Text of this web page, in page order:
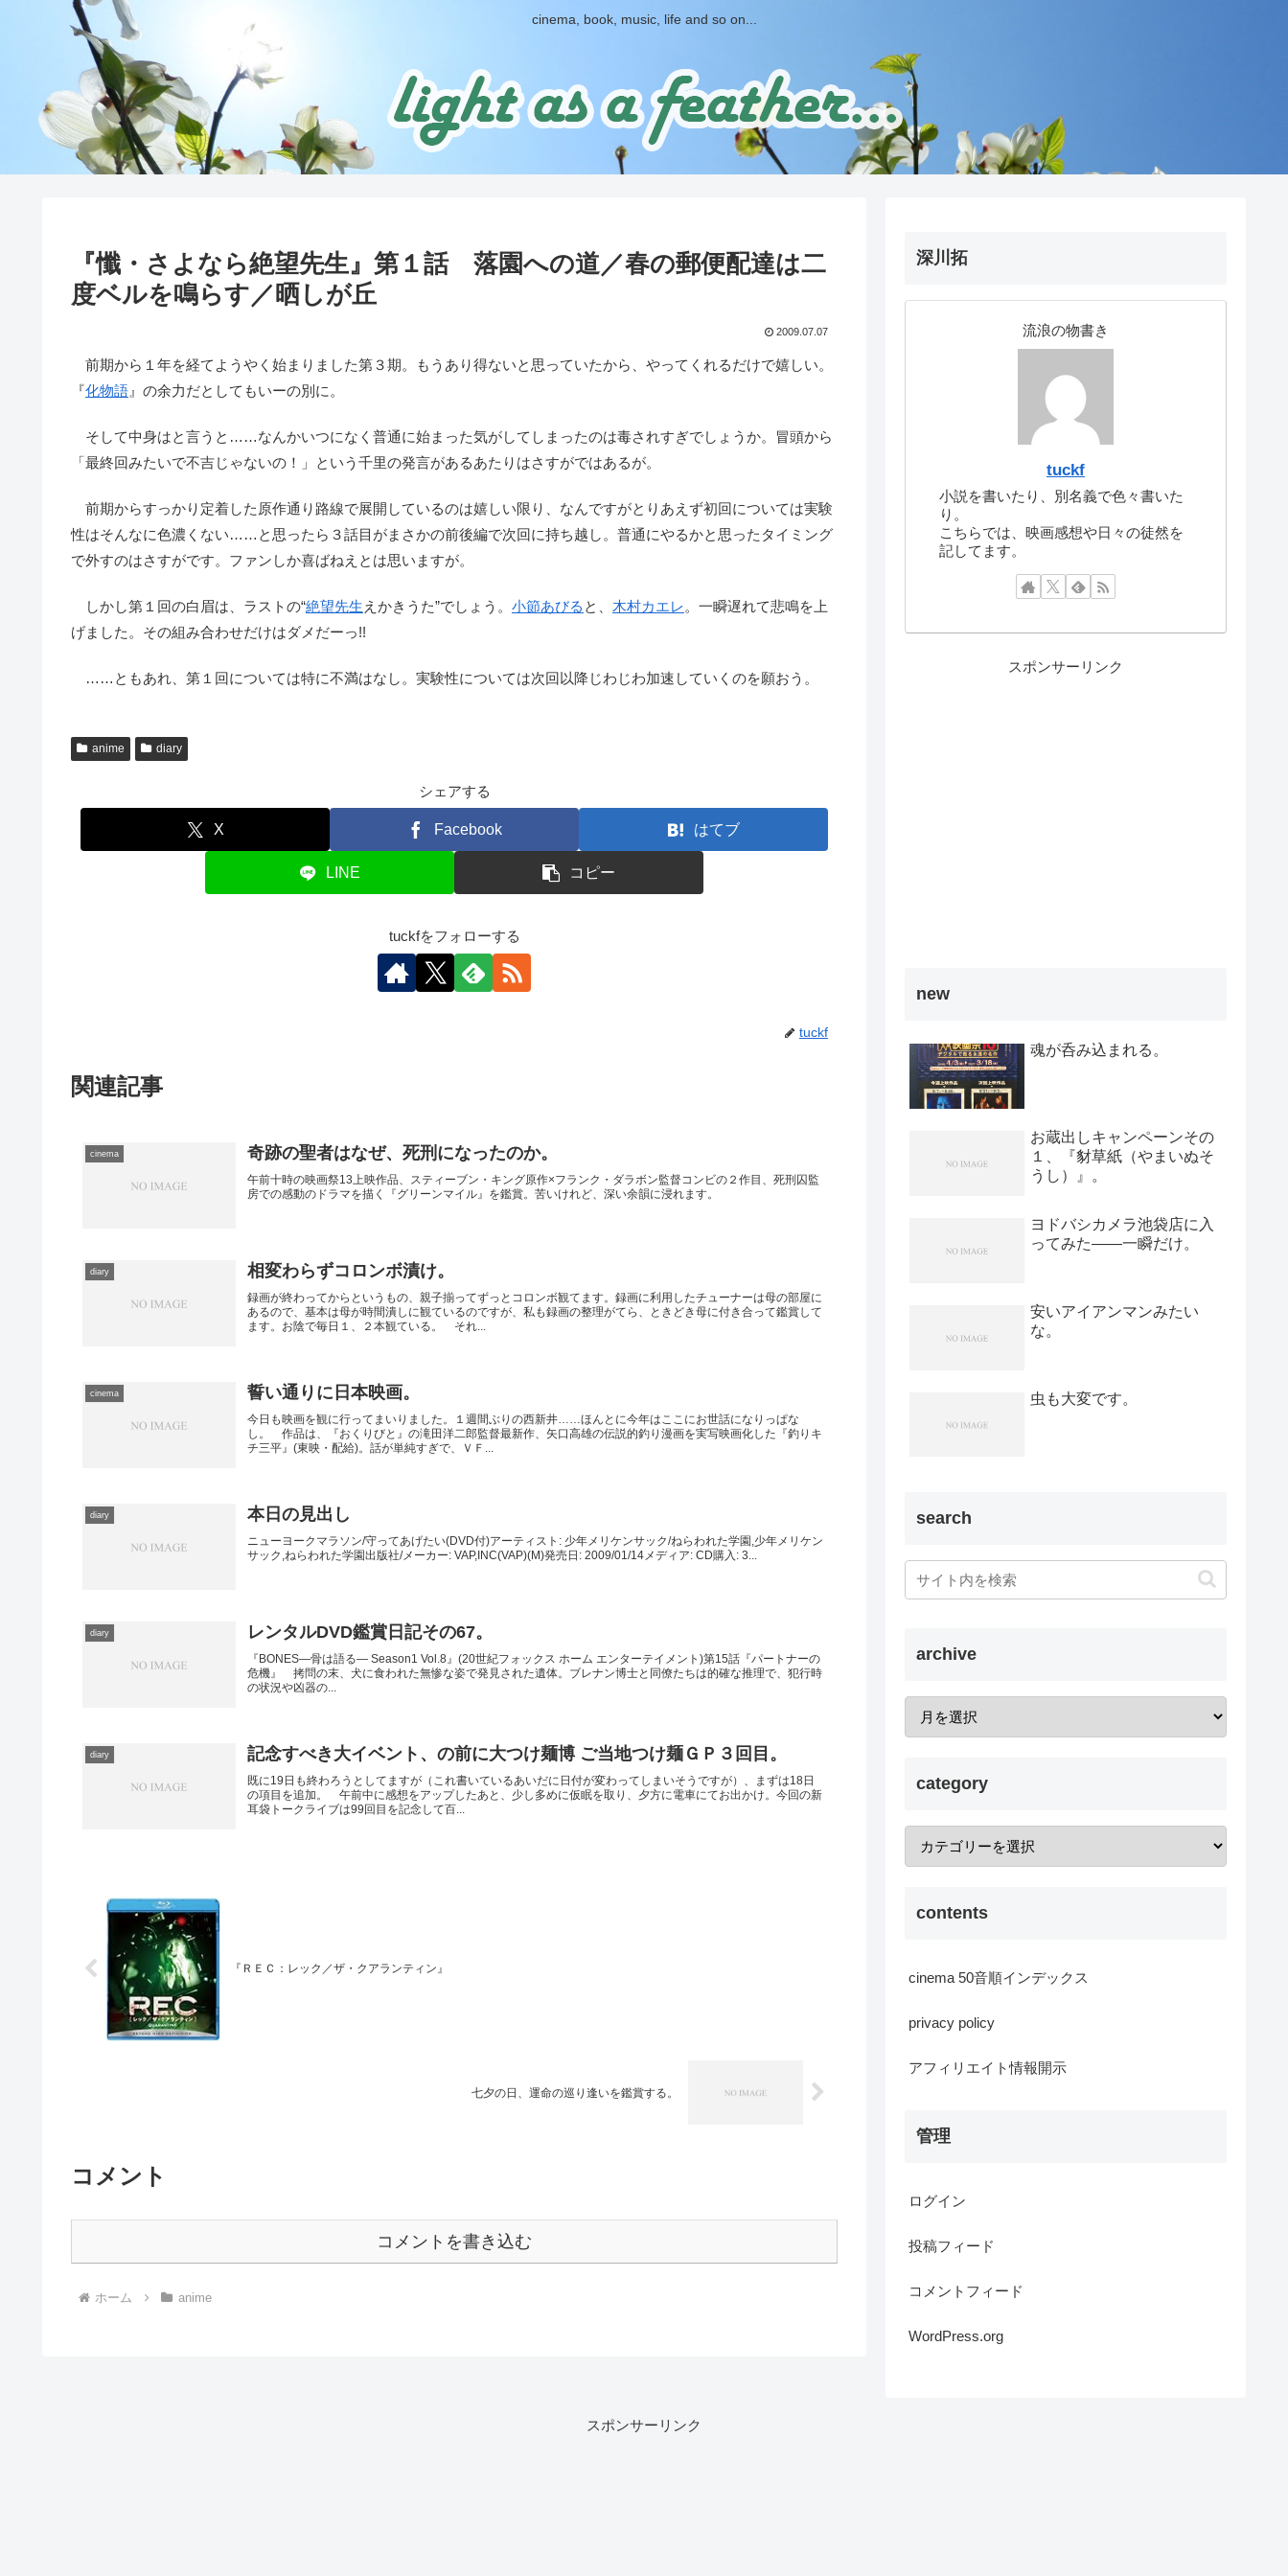
cinema, book, music, life and so on...
『懺・さよなら絶望先生』第１話 落園への道／春の郵便配達は二
度ベルを鳴らす／晒しが丘
2009.07.07
前期から１年を経てようやく始まりました第３期。もうあり得ないと思っていたから、やってくれるだけで嬉しい。
『化物語 』の余力だとしてもいーの別に。
そして中身はと言うと……なんかいつになく普通に始まった気がしてしまったのは毒されすぎでしょうか。冒頭から
「最終回みたいで不吉じゃないの！」という千里の発言があるあたりはさすがではあるが。
前期からすっかり定着した原作通り路線で展開しているのは嬉しい限り、なんですがとりあえず初回については実験
性はそんなに色濃くない……と思ったら３話目がまさかの前後編で次回に持ち越し。普通にやるかと思ったタイミング
で外すのはさすがです。ファンしか喜ばねえとは思いますが。
しかし第１回の白眉は、ラストの“絶望先生えかきうた”でしょう。 小節あびる と、 木村カエレ。一瞬遅れて悲鳴を上
げました。その組み合わせだけはダメだーっ!!
……ともあれ、第１回については特に不満はなし。実験性については次回以降じわじわ加速していくのを願おう。
anime diary
シェアする
X Facebook はてブ
LINE コピー
tuckfをフォローする
tuckf
関連記事
cinema 奇跡の聖者はなぜ、死刑になったのか。
午前十時の映画祭13上映作品、スティーブン・キング原作×フランク・ダラボン監督コンビの２作目、死刑囚監
房での感動のドラマを描く『グリーンマイル』を鑑賞。苦いけれど、深い余韻に浸れます。
diary 相変わらずコロンボ漬け。
録画が終わってからというもの、親子揃ってずっとコロンボ観てます。録画に利用したチューナーは母の部屋に
あるので、基本は母が時間潰しに観ているのですが、私も録画の整理がてら、ときどき母に付き合って鑑賞して
ます。お陰で毎日１、２本観ている。 それ...
cinema 誓い通りに日本映画。
今日も映画を観に行ってまいりました。１週間ぶりの西新井……ほんとに今年はここにお世話になりっぱな
し。 作品は、『おくりびと』の滝田洋二郎監督最新作、矢口高雄の伝説的釣り漫画を実写映画化した『釣りキ
チ三平』(東映・配給)。話が単純すぎで、ＶＦ...
diary 本日の見出し
ニューヨークマラソン/守ってあげたい(DVD付)アーティスト: 少年メリケンサック/ねらわれた学園,少年メリケン
サック,ねらわれた学園出版社/メーカー: VAP,INC(VAP)(M)発売日: 2009/01/14メディア: CD購入: 3...
diary レンタルDVD鑑賞日記その67。
『BONES―骨は語る― Season1 Vol.8』(20世紀フォックス ホーム エンターテイメント)第15話『パートナーの
危機』 拷問の末、犬に食われた無惨な姿で発見された遺体。ブレナン博士と同僚たちは的確な推理で、犯行時
の状況や凶器の...
diary 記念すべき大イベント、の前に大つけ麺博 ご当地つけ麺ＧＰ３回目。
既に19日も終わろうとしてますが（これ書いているあいだに日付が変わってしまいそうですが）、まずは18日
の項目を追加。 午前中に感想をアップしたあと、少し多めに仮眠を取り、夕方に電車にてお出かけ。今回の新
耳袋トークライブは99回目を記念して百...
『ＲＥＣ：レック／ザ・クアランティン』
七夕の日、運命の巡り逢いを鑑賞する。
コメント
コメントを書き込む
ホーム anime
深川拓
流浪の物書き
tuckf
小説を書いたり、別名義で色々書いた
り。
こちらでは、映画感想や日々の徒然を
記してます。
スポンサーリンク
new
魂が呑み込まれる。
お蔵出しキャンペーンその
１、『豺草紙（やまいぬそ
うし）』。
ヨドバシカメラ池袋店に入
ってみた――一瞬だけ。
安いアイアンマンみたい
な。
虫も大変です。
search
archive
category
contents
cinema 50音順インデックス
privacy policy
アフィリエイト情報開示
管理
ログイン
投稿フィード
コメントフィード
WordPress.org
スポンサーリンク